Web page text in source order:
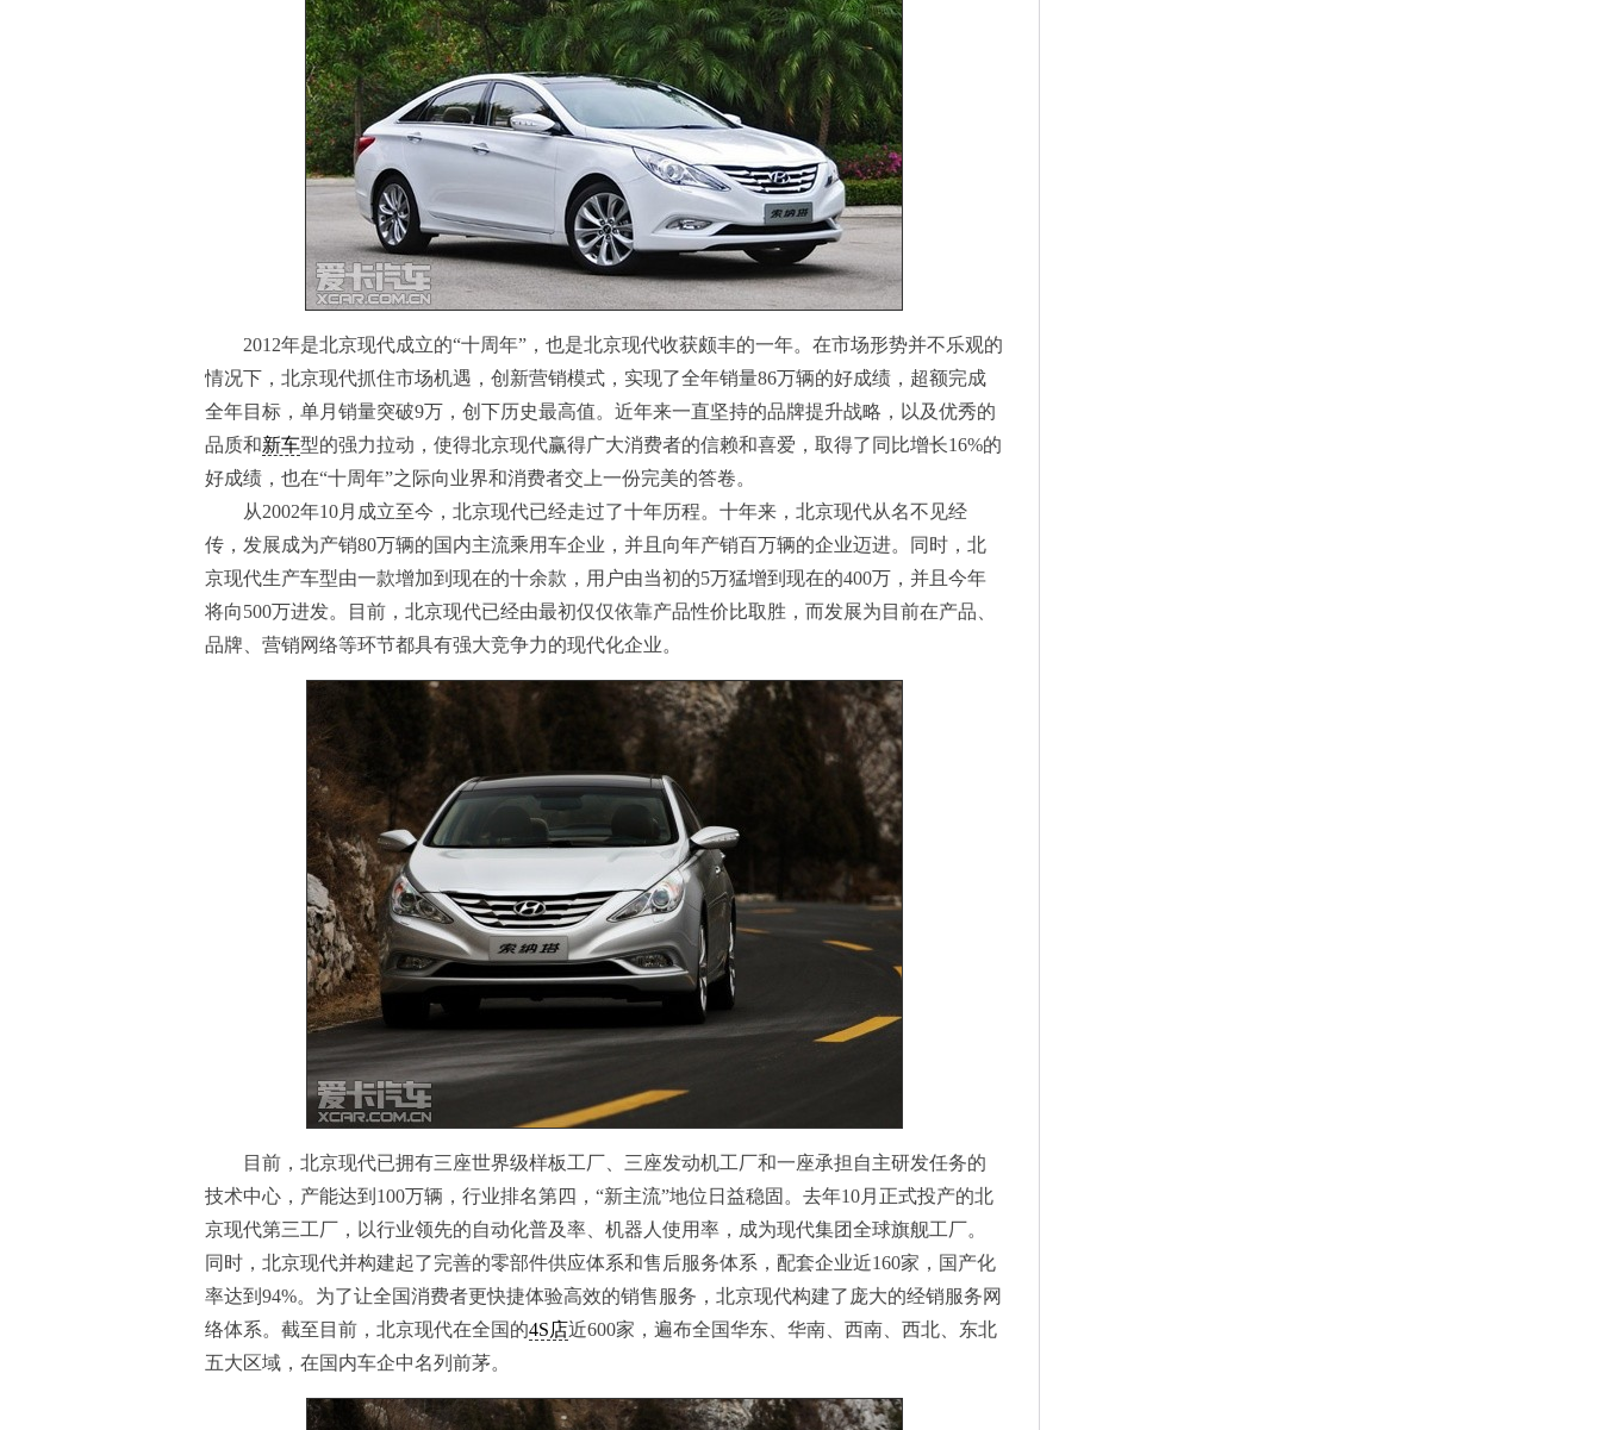
2012年是北京现代成立的“十周年”，也是北京现代收获颇丰的一年。在市场形势并不乐观的
情况下，北京现代抓住市场机遇，创新营销模式，实现了全年销量86万辆的好成绩，超额完成
全年目标，单月销量突破9万，创下历史最高值。近年来一直坚持的品牌提升战略，以及优秀的
品质和新车型的强力拉动，使得北京现代赢得广大消费者的信赖和喜爱，取得了同比增长16%的
好成绩，也在“十周年”之际向业界和消费者交上一份完美的答卷。
从2002年10月成立至今，北京现代已经走过了十年历程。十年来，北京现代从名不见经
传，发展成为产销80万辆的国内主流乘用车企业，并且向年产销百万辆的企业迈进。同时，北
京现代生产车型由一款增加到现在的十余款，用户由当初的5万猛增到现在的400万，并且今年
将向500万进发。目前，北京现代已经由最初仅仅依靠产品性价比取胜，而发展为目前在产品、
品牌、营销网络等环节都具有强大竞争力的现代化企业。
目前，北京现代已拥有三座世界级样板工厂、三座发动机工厂和一座承担自主研发任务的
技术中心，产能达到100万辆，行业排名第四，“新主流”地位日益稳固。去年10月正式投产的北
京现代第三工厂，以行业领先的自动化普及率、机器人使用率，成为现代集团全球旗舰工厂。
同时，北京现代并构建起了完善的零部件供应体系和售后服务体系，配套企业近160家，国产化
率达到94%。为了让全国消费者更快捷体验高效的销售服务，北京现代构建了庞大的经销服务网
络体系。截至目前，北京现代在全国的4S店近600家，遍布全国华东、华南、西南、西北、东北
五大区域，在国内车企中名列前茅。